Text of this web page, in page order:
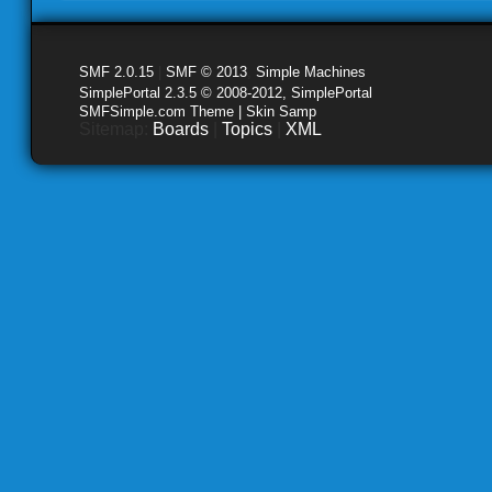
SMF 2.0.15 SMF © 2013 Simple Machines
SimplePortal 2.3.5 © 2008-2012, SimplePortal
SMFSimple.com Theme | Skin Samp
Boards Topics XML